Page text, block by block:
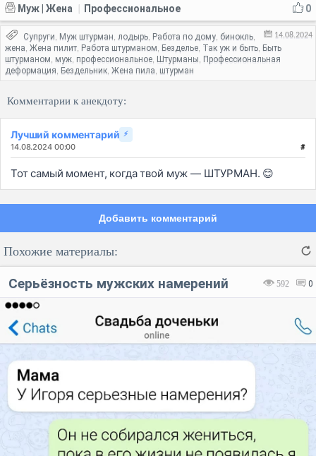
0
Муж | Жена Профессиональное
14.08.2024
Супруги, Муж штурман, лодырь, Работа по дому, бинокль,
жена, Жена пилит, Работа штурманом, Безделье, Так уж и быть, Быть
штурманом, муж, профессиональное, Штурманы, Профессиональная
деформация, Бездельник, Жена пила, штурман
Комментарии к анекдоту:
Лучший комментарий ⚡
14.08.2024 00:00 #
Тот самый момент, когда твой муж — ШТУРМАН. 😊
Добавить комментарий
Код:
Похожие материалы:
592 0
Серьёзность мужских намерений